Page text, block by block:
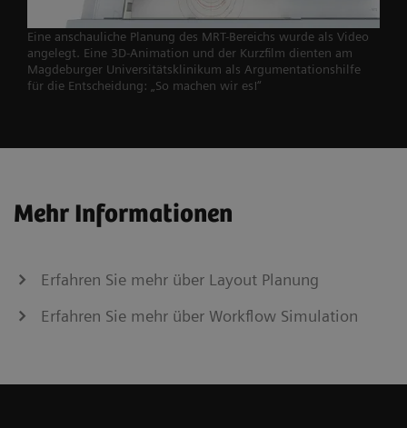
Eine anschauliche Planung des MRT-Bereichs wurde als Video
angelegt. Eine 3D-Animation und der Kurzfilm dienten am
Magdeburger Universitätsklinikum als Argumentationshilfe
für die Entscheidung: „So machen wir es!“
Mehr Informationen
Erfahren Sie mehr über Layout Planung
Erfahren Sie mehr über Workflow Simulation